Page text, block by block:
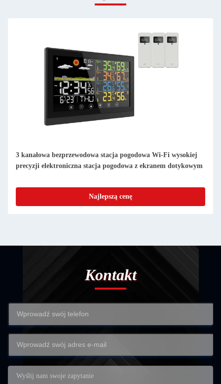
ABS bezprzewodowy termometr wewnętrzny i zewnętrzny
Anemometr cyfrowy
Najlepszą cenę
Kontakt